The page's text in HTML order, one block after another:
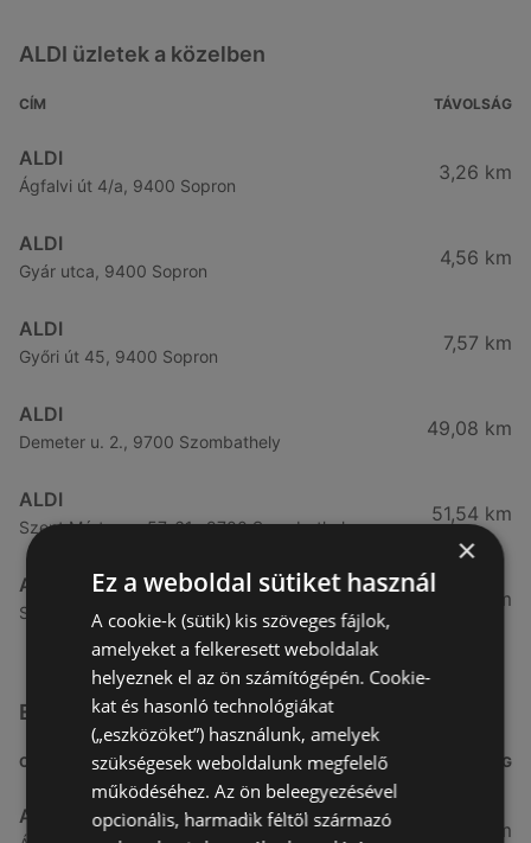
ALDI üzletek a közelben
CÍM TÁVOLSÁG
ALDI
Ágfalvi út 4/a, 9400 Sopron
3,26 km
ALDI
Gyár utca, 9400 Sopron
4,56 km
ALDI
Győri út 45, 9400 Sopron
7,57 km
ALDI
Demeter u. 2., 9700 Szombathely
49,08 km
ALDI
Szent Márton u. 57-61., 9700 Szombathely
51,54 km
ALDI
Szent Gellért u. 49., 9700 Szombathely
53,49 km
Egyéb Szupermarketek üzletek a közelben
CÍM TÁVOLSÁG
Aldi
3,26 km
×
Ez a weboldal sütiket használ
A cookie-k (sütik) kis szöveges fájlok,
amelyeket a felkeresett weboldalak
helyeznek el az ön számítógépén. Cookie-
kat és hasonló technológiákat
(„eszközöket”) használunk, amelyek
szükségesek weboldalunk megfelelő
működéséhez. Az ön beleegyezésével
opcionális, harmadik féltől származó